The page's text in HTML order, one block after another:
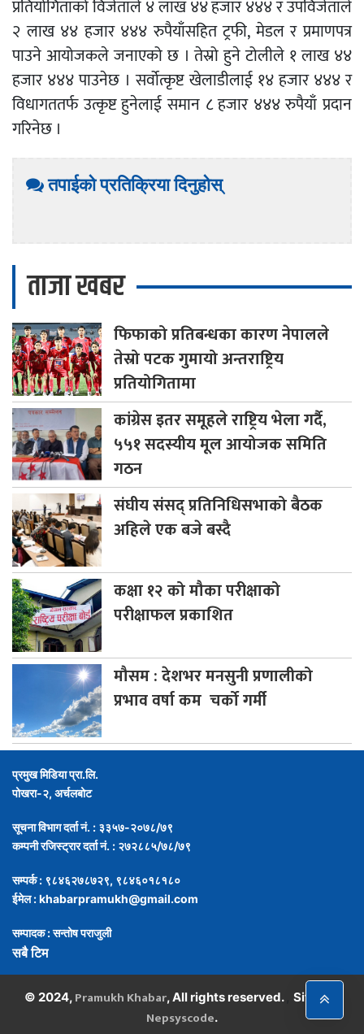
प्रतियोगिताको विजेताले ४ लाख ४४ हजार ४४४ र उपविजेताले
२ लाख ४४ हजार ४४४ रुपैयाँसहित ट्रफी, मेडल र प्रमाणपत्र
पाउने आयोजकले जनाएको छ । तेस्रो हुने टोलीले १ लाख ४४
हजार ४४४ पाउनेछ । सर्वोत्कृष्ट खेलाडीलाई १४ हजार ४४४ र
विधागततर्फ उत्कृष्ट हुनेलाई समान ८ हजार ४४४ रुपैयाँ प्रदान
गरिनेछ ।
तपाईको प्रतिक्रिया दिनुहोस्
ताजा खबर
फिफाकोप्रतिबन्धका कारण नेपालले
तेस्रो पटक गुमायो अन्तराष्ट्रिय
प्रतियोगितामा
कांग्रेसइतर समूहले राष्ट्रिय भेला गर्दै,
५५१ सदस्यीय मूल आयोजक समिति
गठन
संघीयसंसद् प्रतिनिधिसभाको बैठक
अहिले एक बजे बस्दै
कक्षा१२ को मौका परीक्षाको
परीक्षाफल प्रकाशित
मौसम: देशभर मनसुनी प्रणालीको
प्रभाव वर्षा कम चर्को गर्मी
प्रमुख मिडिया प्रा.लि.
पोखरा-२, अर्चलबोट
सूचना विभाग दर्ता नं. : ३३५७-२०७८/७९
कम्पनी रजिस्ट्रार दर्ता नं. : २७२८८५/७८/७९
सम्पर्क : ९८४६२७८७२९, ९८४६०१८१८०
ईमेल :khabarpramukh@gmail.com
सम्पादक : सन्तोष पराजुली
सबै टिम
© 2024, Pramukh Khabar, All rights reserved. Site By :
Nepsyscode.